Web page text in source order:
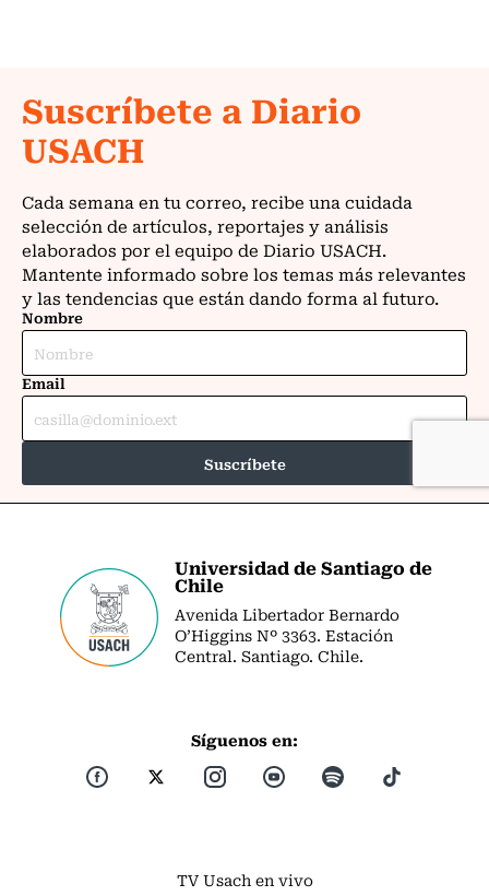
Universidad de Santiago de
Chile
Avenida Libertador Bernardo
O’Higgins Nº 3363. Estación
Central. Santiago. Chile.
Síguenos en:
TV Usach en vivo